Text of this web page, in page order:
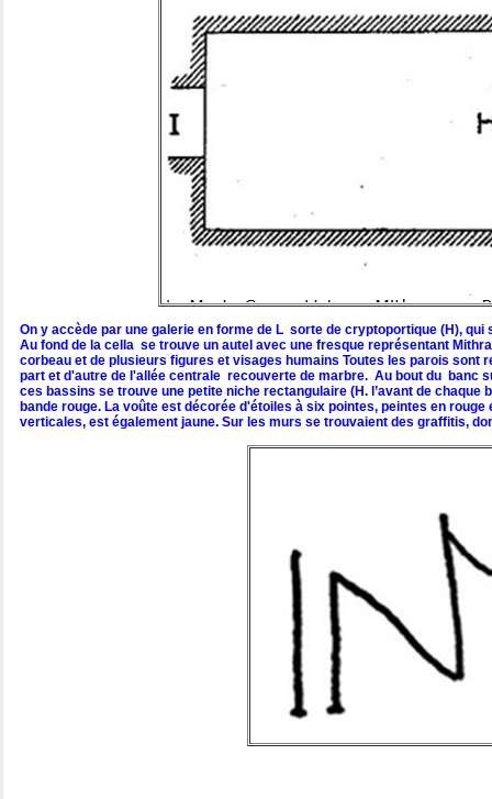
On y accède par une galerie en forme de L sorte de cryptoportique (H), qui
Au fond de la cella se trouve un autel avec une fresque représentant
corbeau et de plusieurs figures et visages humains Toutes les parois
part et d'autre de l'allée centrale recouverte de marbre. Au bout du banc
ces bassins se trouve une petite niche rectangulaire (H. l’avant de
bande rouge. La voûte est décorée d'étoiles à six pointes, peintes en
verticales, est également jaune. Sur les murs se trouvaient des graffitis,